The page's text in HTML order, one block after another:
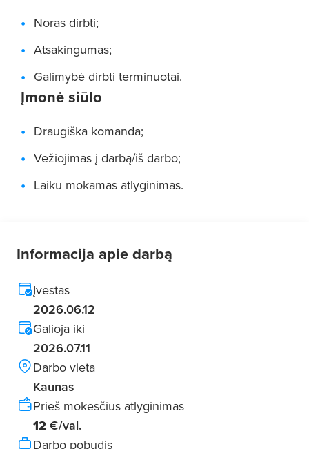
Noras dirbti;
Atsakingumas;
Galimybė dirbti terminuotai.
Įmonė siūlo
Draugiška komanda;
Vežiojimas į darbą/iš darbo;
Laiku mokamas atlyginimas.
Informacija apie darbą
Įvestas
2026.06.12
Galioja iki
2026.07.11
Darbo vieta
Kaunas
Prieš mokesčius atlyginimas
12 €/val.
Darbo pobūdis